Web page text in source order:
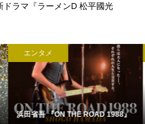
ラマ『ラーメンD 松平國光
エンタメ
賀喜遥香(乃木坂46)登場！ 本日...